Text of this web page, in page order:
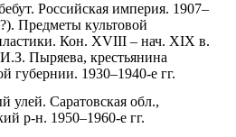
Российская империя. 1907–
Предметы культовой
Кон. XVIII – нач. XIX в.
Пыряева, крестьянина
губернии. 1930–1940-е гг.
улей. Саратовская обл.,
р-н. 1950–1960-е гг.